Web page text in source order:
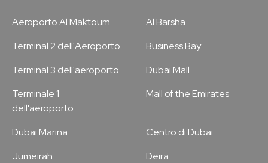
Aeroporto Al Maktoum
Terminal 2 dell'Aeroporto
Terminal 3 dell'aeroporto
Terminale 1
dell'aeroporto
Al Barsha
Business Bay
Dubai Mall
Mall of the Emirates
Dubai Marina
Jumeirah
Centro di Dubai
Deira